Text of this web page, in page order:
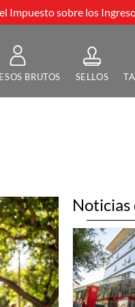
Impuesto sobre los
BRUTOS SELLOS
Noticias